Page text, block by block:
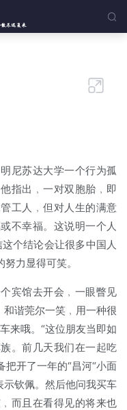


尼苏达大学一个行为孤
指出﹐一对双胞胎﹐即
工人﹐但对人生的满意
不幸福。这说明一个人
个结论会让很多中国人
力显得可笑。
宾馆去开会﹐一眼瞥见
谐莞尔一笑﹐用一种很
来哦。“这位朋友当即如
。前几天我们在一起吃
开了一年的“昌河“小面
示钦佩。然后他问我买车
而且在看得见的将来也